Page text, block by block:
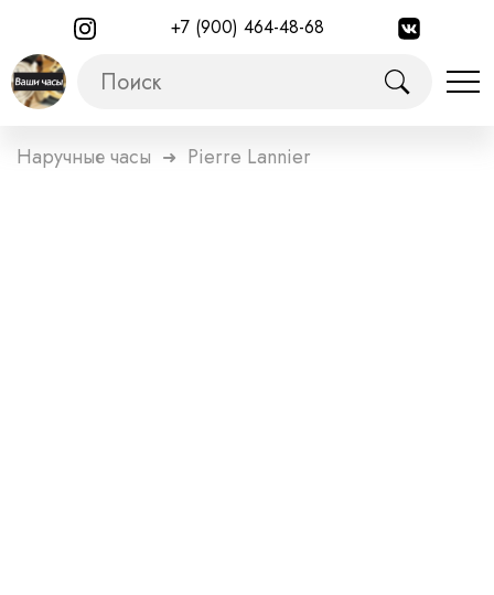
+7 (900) 464-48-68
Наручные часы ➜ Pierre Lannier